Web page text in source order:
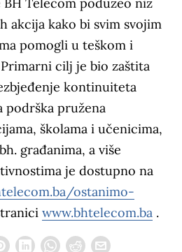
akcija kako bi svim svojim
pomogli u teškom i
cilj je bio zaštita
kontinuiteta
podrška pružena
školama i učenicima,
građanima, a više
je dostupno na
ostanimo-
www.bhtelecom.ba .